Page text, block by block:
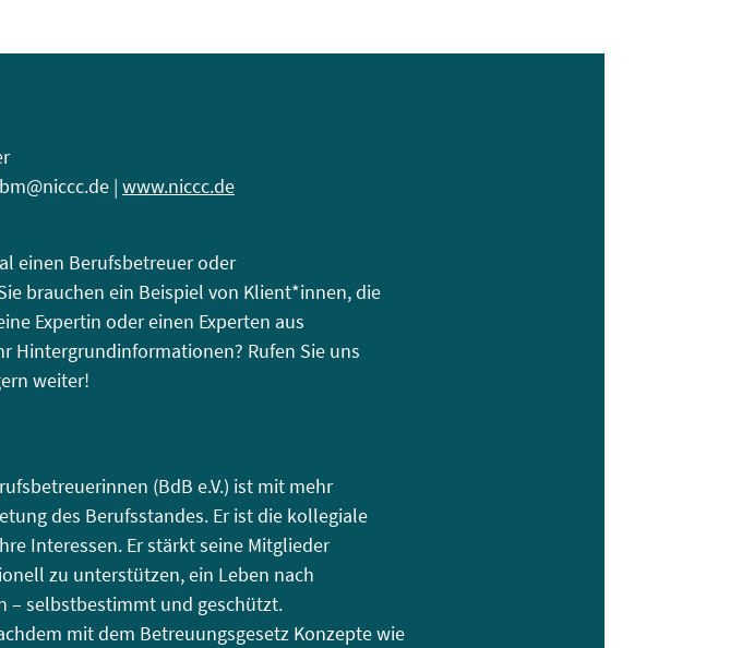
| www.niccc.de
einen Berufsbetreuer oder
brauchen ein Beispiel von Klient*innen, die
Expertin oder einen Experten aus
Hintergrundinformationen? Rufen Sie uns
weiter!
(BdB e.V.) ist mit mehr
des Berufsstandes. Er ist die kollegiale
Interessen. Er stärkt seine Mitglieder
zu unterstützen, ein Leben nach
– selbstbestimmt und geschützt.
mit dem Betreuungsgesetz Konzepte wie